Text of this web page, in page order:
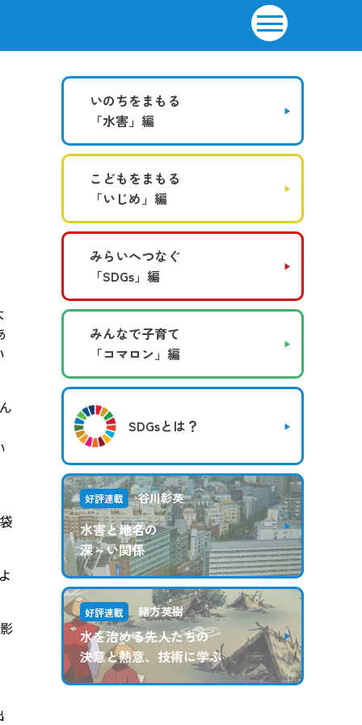
いのちをまもる
「水害」編
こどもをまもる
「いじめ」編
みらいへつなぐ
「SDGs」編
みんなで子育て
「コマロン」編
SDGsとは？
好評連載 谷川彰英
水害と地名の
深～い関係
好評連載 緒方英樹
水を治める先人たちの
決意と熱意、技術に学ぶ